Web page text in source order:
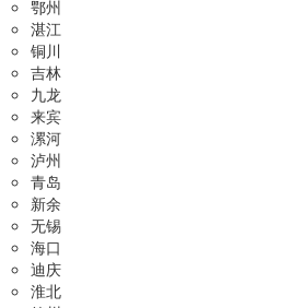
鄂州
湛江
铜川
吉林
九龙
来宾
漯河
泸州
青岛
新余
无锡
海口
迪庆
淮北